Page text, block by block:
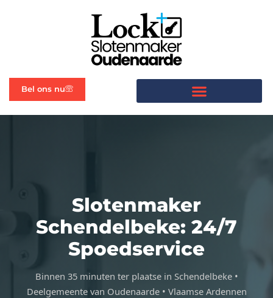
Bel ons nu
Slotenmaker
Schendelbeke: 24/7
Spoedservice
Binnen 35 minuten ter plaatse in Schendelbeke •
Deelgemeente van Oudenaarde • Vlaamse Ardennen